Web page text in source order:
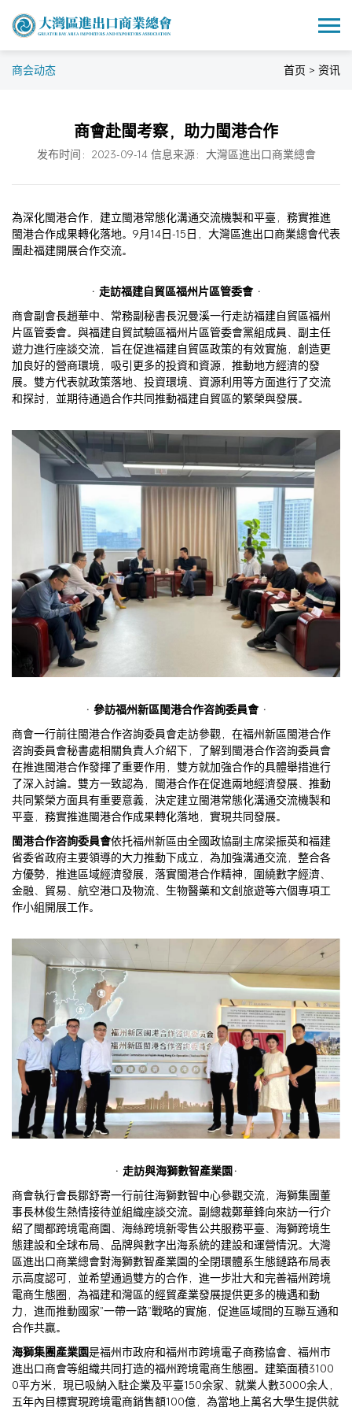
商会动态 首页 > 资讯
商會赴閩考察，助力閩港合作
发布时间：2023-09-14 信息来源：大灣區進出口商業總會
為深化閩港合作，建立閩港常態化溝通交流機製和平臺，務實推進
閩港合作成果轉化落地。9月14日-15日，大灣區進出口商業總會代表
團赴福建開展合作交流。
· 走訪福建自貿區福州片區管委會 ·
商會副會長趙華中、常務副秘書長況曼溪一行走訪福建自貿區福州
片區管委會。與福建自貿試驗區福州片區管委會黨組成員、副主任
遊力進行座談交流，旨在促進福建自貿區政策的有效實施，創造更
加良好的營商環境，吸引更多的投資和資源，推動地方經濟的發
展。雙方代表就政策落地、投資環境、資源利用等方面進行了交流
和探討，並期待通過合作共同推動福建自貿區的繁榮與發展。
· 參訪福州新區閩港合作咨詢委員會 ·
商會一行前往閩港合作咨詢委員會走訪參觀，在福州新區閩港合作
咨詢委員會秘書處相關負責人介紹下，了解到閩港合作咨詢委員會
在推進閩港合作發揮了重要作用，雙方就加強合作的具體舉措進行
了深入討論。雙方一致認為，閩港合作在促進兩地經濟發展、推動
共同繁榮方面具有重要意義，決定建立閩港常態化溝通交流機製和
平臺，務實推進閩港合作成果轉化落地，實現共同發展。
閩港合作咨詢委員會依托福州新區由全國政協副主席梁振英和福建
省委省政府主要領導的大力推動下成立，為加強溝通交流，整合各
方優勢，推進區域經濟發展，落實閩港合作精神，圍繞數字經濟、
金融、貿易、航空港口及物流、生物醫藥和文創旅遊等六個專項工
作小組開展工作。
· 走訪與海獅數智產業園·
商會執行會長鄒舒寄一行前往海獅數智中心參觀交流，海獅集團董
事長林俊生熱情接待並組織座談交流。副總裁鄭華鋒向來訪一行介
紹了閩都跨境電商園、海絲跨境新零售公共服務平臺、海獅跨境生
態建設和全球布局、品牌與數字出海系統的建設和運營情況。大灣
區進出口商業總會對海獅數智產業園的全閉環體系生態鏈路布局表
示高度認可，並希望通過雙方的合作，進一步壯大和完善福州跨境
電商生態圈，為福建和灣區的經貿產業發展提供更多的機遇和動
力，進而推動國家”一帶一路”戰略的實施，促進區域間的互聯互通和
合作共贏。
海獅集團產業園是福州市政府和福州市跨境電子商務協會、福州市
進出口商會等組織共同打造的福州跨境電商生態圈。建築面積3100
0平方米，現已吸納入駐企業及平臺150余家、就業人數3000余人，
五年內目標實現跨境電商銷售額100億，為當地上萬名大學生提供就